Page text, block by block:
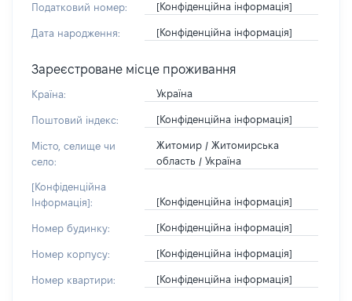
Податковий номер: [Конфіденційна інформація]
Дата народження: [Конфіденційна інформація]
Зареєстроване місце проживання
Країна: Україна
Поштовий індекс: [Конфіденційна інформація]
Місто, селище чи
село:
Житомир / Житомирська
область / Україна
[Конфіденційна
Інформація]:
[Конфіденційна інформація]
Номер будинку: [Конфіденційна інформація]
Номер корпусу: [Конфіденційна інформація]
Номер квартири: [Конфіденційна інформація]